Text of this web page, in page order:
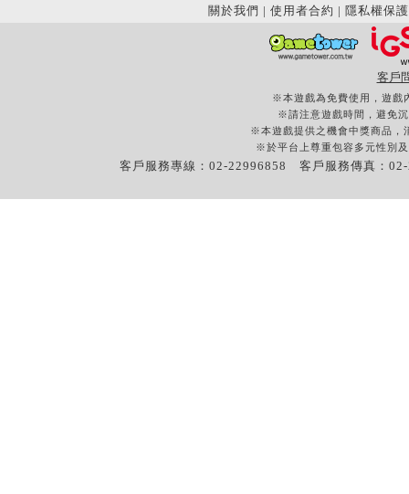
關於我們 | 使用者合約 | 隱私權保護
客戶
※本遊戲為免費使用，遊戲
※請注意遊戲時間，避免
※本遊戲提供之機會中獎商品，
※於平台上尊重包容多元性別
客戶服務專線：02-22996858 客戶服務傳真：